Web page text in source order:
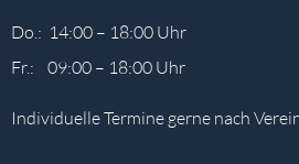
Do.: 14:00 – 18:00 Uhr
Fr.: 09:00 – 18:00 Uhr
Individuelle Termine gerne nach